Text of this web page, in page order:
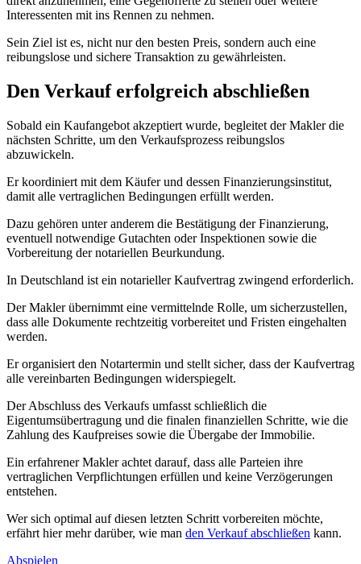
Interessenten mit ins Rennen zu nehmen.
Sein Ziel ist es, nicht nur den besten Preis, sondern auch eine
reibungslose und sichere Transaktion zu gewährleisten.
Den Verkauf erfolgreich abschließen
Sobald ein Kaufangebot akzeptiert wurde, begleitet der Makler die
nächsten Schritte, um den Verkaufsprozess reibungslos
abzuwickeln.
Er koordiniert mit dem Käufer und dessen Finanzierungsinstitut,
damit alle vertraglichen Bedingungen erfüllt werden.
Dazu gehören unter anderem die Bestätigung der Finanzierung,
eventuell notwendige Gutachten oder Inspektionen sowie die
Vorbereitung der notariellen Beurkundung.
In Deutschland ist ein notarieller Kaufvertrag zwingend erforderlich.
Der Makler übernimmt eine vermittelnde Rolle, um sicherzustellen,
dass alle Dokumente rechtzeitig vorbereitet und Fristen eingehalten
werden.
Er organisiert den Notartermin und stellt sicher, dass der Kaufvertrag
alle vereinbarten Bedingungen widerspiegelt.
Der Abschluss des Verkaufs umfasst schließlich die
Eigentumsübertragung und die finalen finanziellen Schritte, wie die
Zahlung des Kaufpreises sowie die Übergabe der Immobilie.
Ein erfahrener Makler achtet darauf, dass alle Parteien ihre
vertraglichen Verpflichtungen erfüllen und keine Verzögerungen
entstehen.
Wer sich optimal auf diesen letzten Schritt vorbereiten möchte,
erfährt hier mehr darüber, wie man den Verkauf abschließen kann.
Abspielen